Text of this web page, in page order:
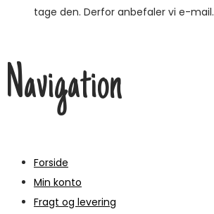
tage den. Derfor anbefaler vi e-mail.
Navigation
Forside
Min konto
Fragt og levering